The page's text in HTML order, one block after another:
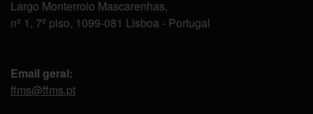
Largo Monterroio Mascarenhas,
nº 1, 7º piso, 1099-081 Lisboa - Portugal
Email geral:
ffms@ffms.pt